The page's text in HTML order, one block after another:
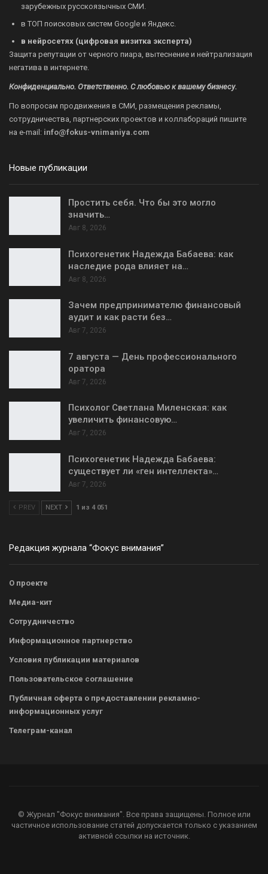
зарубежных русскоязычных СМИ.
в ТОП поисковых систем Google и Яндекс.
в нейросетях (цифровая визитка эксперта)
Защита репутации от черного пиара, вытеснение и нейтрализация
негатива в интернете.
Конфиденциально. Ответственно. С любовью к вашему бизнесу.
По вопросам продвижения в СМИ, размещения рекламы,
сотрудничества, партнерских проектов и коллабораций пишите
на e-mail: info@fokus-vnimaniya.com
Новые публикации
Простить себя. Что бы это могло
значить…
Авг 8, 2026
Психогенетик Надежда Бабаева: как
наследие рода влияет на…
Авг 8, 2026
Зачем предпринимателю финансовый
аудит и как расти без…
Авг 7, 2026
7 августа — День профессионального
оратора
Авг 7, 2026
Психолог Светлана Миленская: как
увеличить финансовую…
Авг 7, 2026
Психогенетик Надежда Бабаева:
существует ли «ген интеллекта»…
Авг 7, 2026
PREV NEXT 1 из 4 051
Редакция журнала “Фокус внимания”
О проекте
Медиа-кит
Сотрудничество
Информационное партнерство
Условия публикации материалов
Пользовательское соглашение
Публичная оферта о предоставлении рекламно-
информационных услуг
Телеграм-канал
© Журнал "Фокус внимания". Все права защищены. Полное или
частичное использование статей допускается только с указанием
активной ссылки на источник.